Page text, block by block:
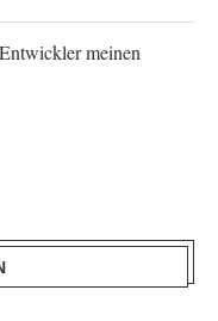
meinen